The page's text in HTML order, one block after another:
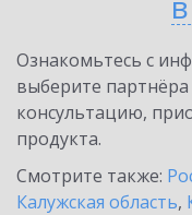
Ознакомьтесь с
выберите
консультацию,
продукта.
Смотрите также:
Калужская область,